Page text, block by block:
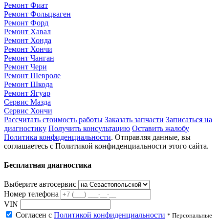
Ремонт Фиат
Ремонт Фольцваген
Ремонт Форд
Ремонт Хавал
Ремонт Хонда
Ремонт Хончи
Ремонт Чанган
Ремонт Чери
Ремонт Шевроле
Ремонт Шкода
Ремонт Ягуар
Сервис Мазда
Сервис Хончи
Рассчитать стоимость работы Заказать запчасти Записаться на
диагностику Получить консультацию Оставить жалобу
Политика конфиденциальности. Отправляя данные, вы
соглашаетесь с Политикой конфиденциальности этого сайта.
Бесплатная диагностика
Выберите автосервис
Номер телефона
VIN
Согласен с Политикой конфиденциальности * Персональные